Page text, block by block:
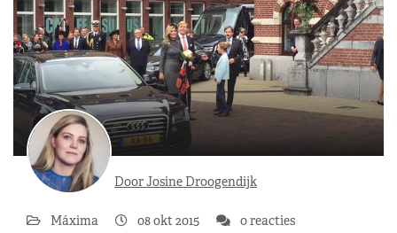
Door Josine Droogendijk
Máxima 08 okt 2015 0 reacties